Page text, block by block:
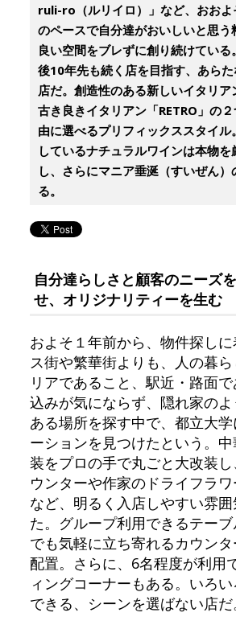
ruli-ro（ルリイロ）」など、おおよ
のペースで自分達がおいしいと思う
良い空間をブレずに創り続けている
後10年先も続く店を目指す、あら
店だ。創造性のある新しいイタリア
古き良きイタリアン「RETRO」の
由に選べるプリフィックススタイル
しているナチュラルワインは本物を
し、さらにマニア垂涎（すいぜん
る。
自分達らしさと顧客のニーズ
せ、オリジナリティーを生む
およそ１年前から、物件探し
ス街や繁華街よりも、人の暮
リアであること、駅近・路面
込みが気にならず、隠れ家の
ある場所を探す中で、都立大
ーションを見つけたという。
装をプロの手で丸ごと大改装
ウンターや作家のドライフラ
など、明るく入店しやすい雰
た。グループ利用できるテーブ
でも気軽に立ち寄れるカウン
配置。さらに、6名程度が利用
ィングコーナーもある。いろ
できる、シーンを選ばない店だ